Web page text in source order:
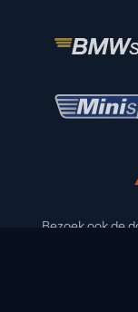
Bezoek ook de